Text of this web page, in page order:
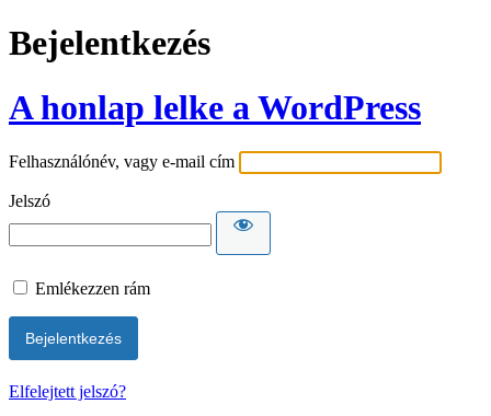
Bejelentkezés
A honlap lelke a WordPress
Felhasználónév, vagy e-mail cím
Jelszó
Emlékezzen rám
Elfelejtett jelszó?